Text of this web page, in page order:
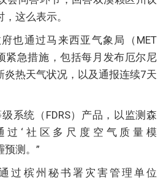
这么表示。
也通过马来西亚气象局（MET
紧急措施，包括每月发布厄尔尼
炎热天气状况，以及通报连续7天
系统（FDRS）产品，以监测森
过‘社区多尺度空气质量模
预测。”
过槟州秘书署灾害管理单位